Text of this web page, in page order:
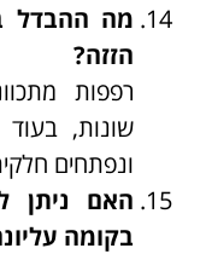
מה ההבדל
הזזה?
רפפות
שונות,
ונפתחים
האם ניתן
בקומה